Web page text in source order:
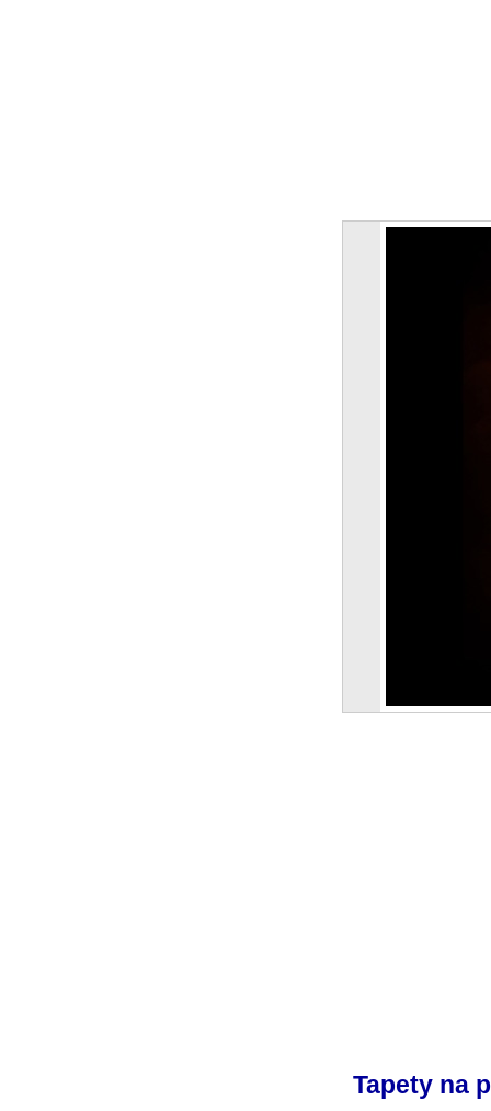
Tapety na